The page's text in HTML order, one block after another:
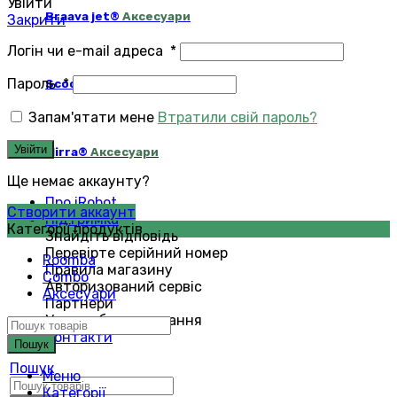
Braava jet® Аксесуари
Scooba®
Mirra® Аксесуари
Про iRobot
Підтримка
Знайдіть відповідь
Перевірте серійний номер
Правила магазину
Авторизований сервіс
Партнери
Умови обслуговування
Контакти
Пошук
Закрити
Логін чи e-mail адреса *
Пароль*
Запам'ятати мене Втратили свій пароль?
Увійти
Ще немає аккаунту?
Створити аккаунт
Категорії продуктів
Roomba
Combo
Аксесуари
Пошук
Меню
Категорії